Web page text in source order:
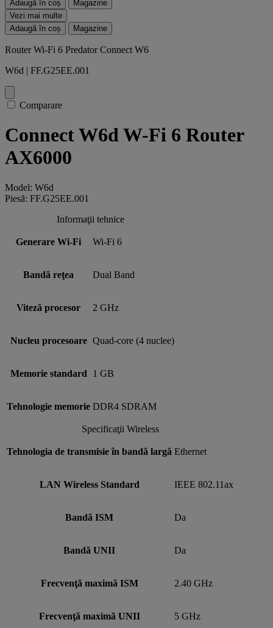
Adaugă în coș
Magazine
Vezi mai multe
Adaugă în coș
Magazine
Router Wi-Fi 6 Predator Connect W6
W6d | FF.G25EE.001
Comparare
Connect W6d W-Fi 6 Router
AX6000
Model: W6d
Piesă: FF.G25EE.001
Informaţii tehnice
Generare Wi-Fi Wi-Fi 6
Bandă reţea Dual Band
Viteză procesor 2 GHz
Nucleu procesoare Quad-core (4 nuclee)
Memorie standard 1 GB
Tehnologie memorie DDR4 SDRAM
Specificaţii Wireless
Tehnologia de transmisie în bandă largă Ethernet
LAN Wireless Standard IEEE 802.11ax
Bandă ISM Da
Bandă UNII Da
Frecvenţă maximă ISM 2.40 GHz
Frecvenţă maximă UNII 5 GHz